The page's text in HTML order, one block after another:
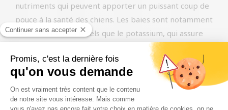
nutriments qui peuvent apporter un puissant coup de
pouce à la santé des chiens. Les baies sont notamment
riches en minéraux tels que le potassium, qui assure
des niveaux sains de fluides vitaux dans le corps. Ces
baies contiennent également des vitamines A, B et C
ainsi que des antioxydants qui soutiennent le système
immunitaire. La vitamine C rend l’urine plus acide, ce
qui rend l’environnement de la vessie moins attrayant